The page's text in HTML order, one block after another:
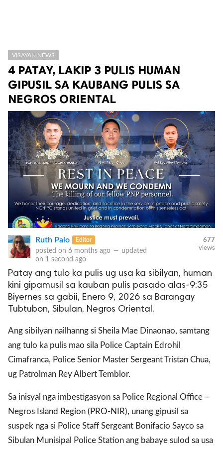
VISAYAN NEWS
4 PATAY, LAKIP 3 PULIS HUMAN
GIPUSIL SA KAUBANG PULIS SA
NEGROS ORIENTAL
Ruth Palo Editor
posted on 6 months ago — updated
on 1 second ago
677
views
Patay ang tulo ka pulis ug usa ka sibilyan, human
kini gipamusil sa kauban pulis pasado alas-9:35
Biyernes sa gabii, Enero 9, 2026 sa Barangay
Tubtubon, Sibulan, Negros Oriental.
Ang sibilyan nailhanng si Sheila Mae Dinaonao, samtang
ang tulo ka pulis mao sila Police Captain Edrohil
Cimafranca, Police Senior Master Sergeant Tristan Chua,
ug Patrolman Rey Albert Temblor.
Sa inisyal nga imbestigasyon sa Police Regional Office –
Negros Island Region (PRO-NIR), unang gipusil sa
suspek nga si Police Staff Sergeant Bonifacio Sayco sa
Sibulan Munisipal Police Station ang babaye sulod sa usa